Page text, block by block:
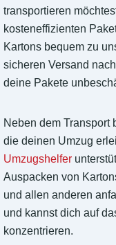
transportieren
kosteneffizienten
Kartons bequem zu
sicheren Versand
deine Pakete
Neben dem Transport
die deinen Umzug
Umzugshelfer
Auspacken von
und allen anderen
und kannst dich auf
konzentrieren.